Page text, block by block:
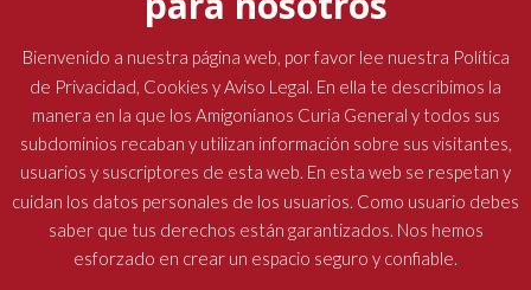
La presencia del padre general marcó la Semana
Santa en las comunidades amigonianas
19 abril, 2026 No hay comentarios
Bienvenido a nuestra página web, por favor lee nuestra Política
de Privacidad, Cookies y Aviso Legal. En ella te describimos la
manera en la que los Amigonianos Curia General y todos sus
subdominios recaban y utilizan información sobre sus visitantes,
usuarios y suscriptores de esta web. En esta web se respetan y
cuidan los datos personales de los usuarios. Como usuario debes
saber que tus derechos están garantizados. Nos hemos
esforzado en crear un espacio seguro y confiable.